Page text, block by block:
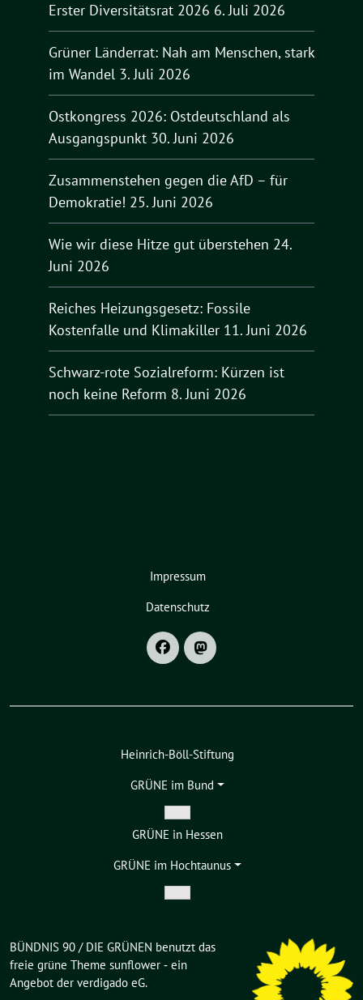
Erster Diversitätsrat 2026 6. Juli 2026
Grüner Länderrat: Nah am Menschen, stark
im Wandel 3. Juli 2026
Ostkongress 2026: Ostdeutschland als
Ausgangspunkt 30. Juni 2026
Zusammenstehen gegen die AfD – für
Demokratie! 25. Juni 2026
Wie wir diese Hitze gut überstehen 24.
Juni 2026
Reiches Heizungsgesetz: Fossile
Kostenfalle und Klimakiller 11. Juni 2026
Schwarz-rote Sozialreform: Kürzen ist
noch keine Reform 8. Juni 2026
Impressum
Datenschutz
Heinrich-Böll-Stiftung
GRÜNE im Bund
Zeige
Untermenü
GRÜNE in Hessen
GRÜNE im Hochtaunus
Zeige
BÜNDNIS 90 / DIE GRÜNEN benutzt das
freie grüne Theme sunflower ‐ ein
Angebot der verdigado eG.